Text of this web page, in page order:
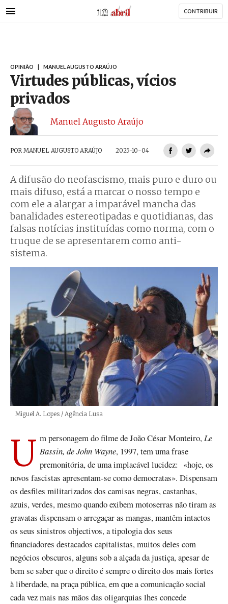
para
AbrilAbril CONTRIBUIR
OPINIÃO MANUEL AUGUSTO ARAÚJO
Virtudes públicas, vícios
privados
Manuel Augusto Araújo
POR MANUEL AUGUSTO ARAÚJO 2025-10-04
A difusão do neofascismo, mais puro e duro ou
mais difuso, está a marcar o nosso tempo e
com ele a alargar a imparável mancha das
banalidades estereotipadas e quotidianas, das
falsas notícias instituídas como norma, com o
truque de se apresentarem como anti-
sistema.
Créditos
Miguel A. Lopes / Agência Lusa
Um personagem do filme de João César Monteiro,Le
Bassin, de John Wayne, 1997, tem uma frase
premonitória, de uma implacável lucidez: «hoje, os
novos fascistas apresentam-se como democratas». Dispensam
os desfiles militarizados dos camisas negras, castanhas,
azuis, verdes, mesmo quando exibem motoserras não tiram as
gravatas dispensam o arregaçar as mangas, mantêm intactos
os seus sinistros objectivos, a tipologia dos seus
financiadores destacados capitalistas, muitos deles com
negócios obscuros, alguns sob a alçada da justiça, apesar de
bem se saber que o direito é sempre o direito dos mais fortes
à liberdade, na praça pública, em que a comunicação social
cada vez mais nas mãos das oligarquias lhes concede